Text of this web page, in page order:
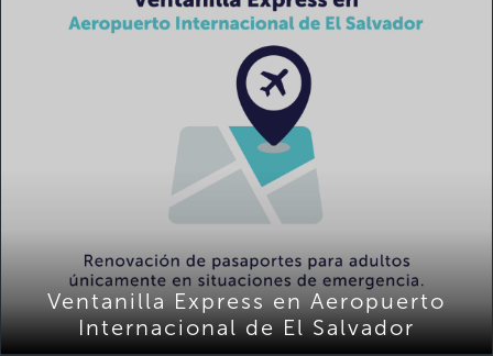
Ventanilla Express en Aeropuerto
Internacional de El Salvador